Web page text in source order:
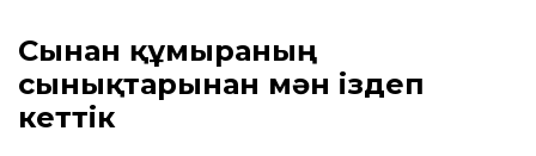
Сынған құмыраның
сынықтарынан мән іздеп
кеттік